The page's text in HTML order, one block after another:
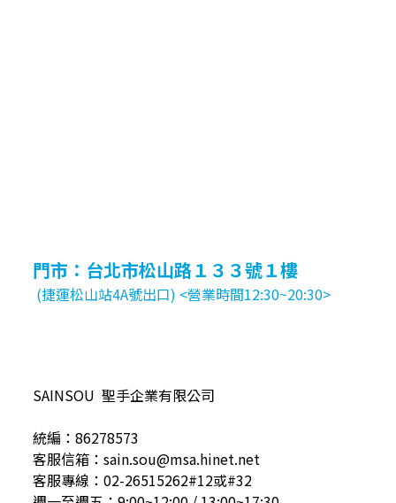
門市：台北市松山路１３３號１樓
(捷運松山站4A號出口) <營業時間12:30~20:30>
SAINSOU 聖手企業有限公司
統編：86278573
客服信箱：sain.sou@msa.hinet.net
客服專線：02-26515262#12或#32